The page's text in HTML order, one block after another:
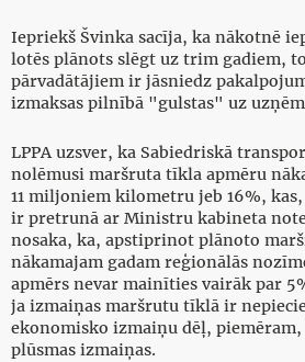
Iepriekš Švinka sacīja, ka nākotnē
lotēs plānots slēgt uz trim gadiem,
pārvadātājiem ir jāsniedz
izmaksas pilnībā "gulstas" uz
LPPA uzsver, ka Sabiedriskā
nolēmusi maršruta tīkla apmēru
11 miljoniem kilometru jeb 16%,
ir pretrunā ar Ministru kabineta
nosaka, ka, apstiprinot plānoto
nākamajam gadam reģionālās
apmērs nevar mainīties vairāk par
ja izmaiņas maršrutu tīklā ir
ekonomisko izmaiņu dēļ, piemēram,
plūsmas izmaiņas.